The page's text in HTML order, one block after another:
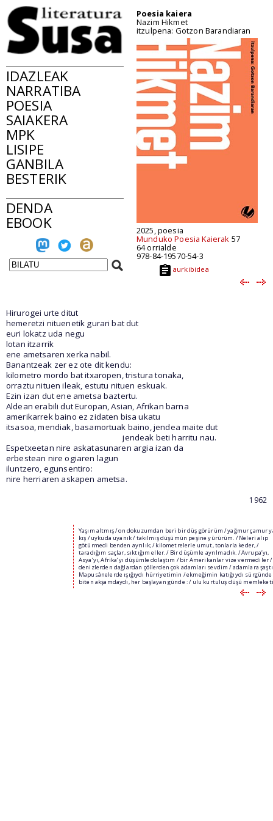
IDAZLEAK
NARRATIBA
POESIA
SAIAKERA
MPK
LISIPE
GANBILA
BESTERIK
DENDA
EBOOK
Poesia kaiera
Nazim Hikmet
itzulpena: Gotzon Barandiaran
2025, poesia
Munduko Poesia Kaierak 57
64 orrialde
978-84-19570-54-3
aurkibidea
Hirurogei urte ditut
hemeretzi nituenetik gurari bat dut
euri lokatz uda negu
lotan itzarrik
ene ametsaren xerka nabil.
Banantzeak zer ez ote dit kendu:
kilometro mordo bat itxaropen, tristura tonaka,
orraztu nituen ileak, estutu nituen eskuak.
Ezin izan dut ene ametsa baztertu.
Aldean erabili dut Europan, Asian, Afrikan barna
amerikarrek baino ez zidaten bisa ukatu
itsasoa, mendiak, basamortuak baino, jendea maite dut
jendeak beti harritu nau.
Espetxeetan nire askatasunaren argia izan da
erbestean nire ogiaren lagun
iluntzero, egunsentiro:
nire herriaren askapen ametsa.
1962
Yaşım altmış / on dokuzumdan beri bir düş görürüm / yağmur çamur
kış / uykuda uyanık / takılmış düşümün peşine yürürüm. / Neleri alıp
götürmedi benden ayrılık; / kilometrelerle umut, tonlarla keder, /
taradığım saçlar, sıktığım eller. / Bir düşümle ayrılmadık. / Avrupa’yı,
Asya’yı, Afrika’yı düşümle dolaştım / bir Amerikanlar vize vermediler /
denizlerden dağlardan çöllerden çok adamları sevdim / adamlara
Mapusânelerde ışığıydı hürriyetimin / ekmeğimin katığıydı
biten akşamdaydı, her başlayan günde : / ulu kurtuluş düşü